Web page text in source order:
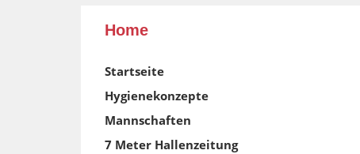
Home
Startseite
Hygienekonzepte
Mannschaften
7 Meter Hallenzeitung